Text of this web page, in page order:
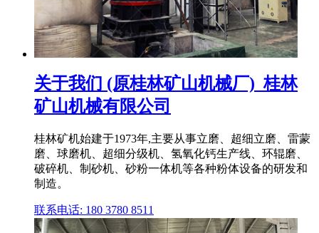
关于我们 (原桂林矿山机械厂)_桂林
矿山机械有限公司
桂林矿机始建于1973年,主要从事立磨、超细立磨、雷蒙
磨、球磨机、超细分级机、氢氧化钙生产线、环辊磨、
破碎机、制砂机、砂粉一体机等各种粉体设备的研发和
制造。
联系电话: 180 3780 8511